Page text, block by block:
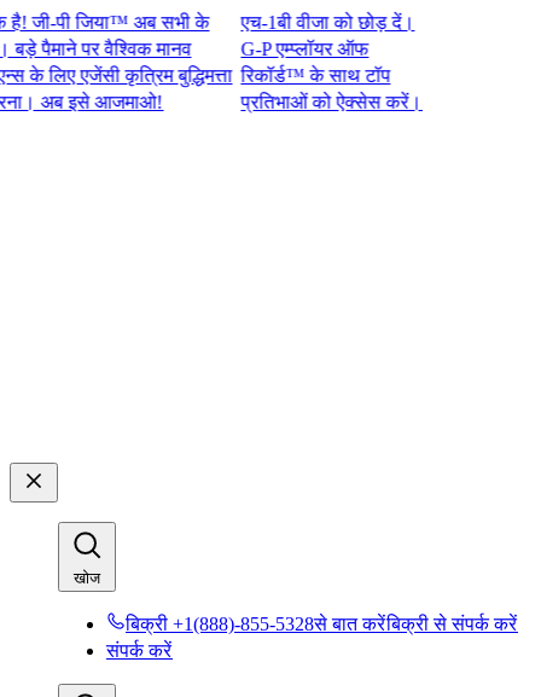
पी जिया™ अब सभी के
पर वैश्विक मानव
एजेंसी कृत्रिम बुद्धिमत्ता
अब इसे आजमाओ!​​
एच-1बी वीजा को छोड़ दें।
G-P एम्प्लॉयर ऑफ
रिकॉर्ड™ के साथ टॉप
प्रतिभाओं को ऐक्सेस करें।​​
खोज​​
बिक्री +1(888)-855-5328से बात करें​​बिक्री से संपर्क करें​​
संपर्क करें​​